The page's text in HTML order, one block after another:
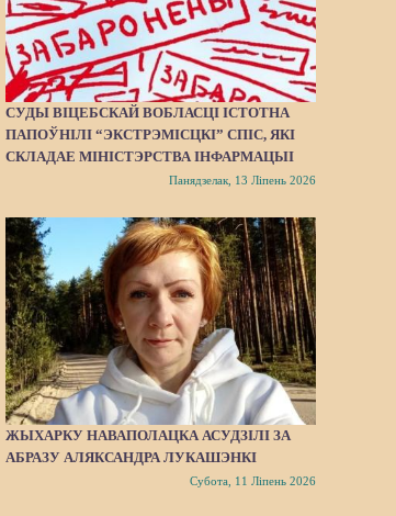
СУДЫ ВІЦЕБСКАЙ ВОБЛАСЦІ ІСТОТНА
ПАПОЎНІЛІ “ЭКСТРЭМІСЦКІ” СПІС, ЯКІ
СКЛАДАЕ МІНІСТЭРСТВА ІНФАРМАЦЫІ
Панядзелак, 13 Ліпень 2026
ЖЫХАРКУ НАВАПОЛАЦКА АСУДЗІЛІ ЗА
АБРАЗУ АЛЯКСАНДРА ЛУКАШЭНКІ
Субота, 11 Ліпень 2026